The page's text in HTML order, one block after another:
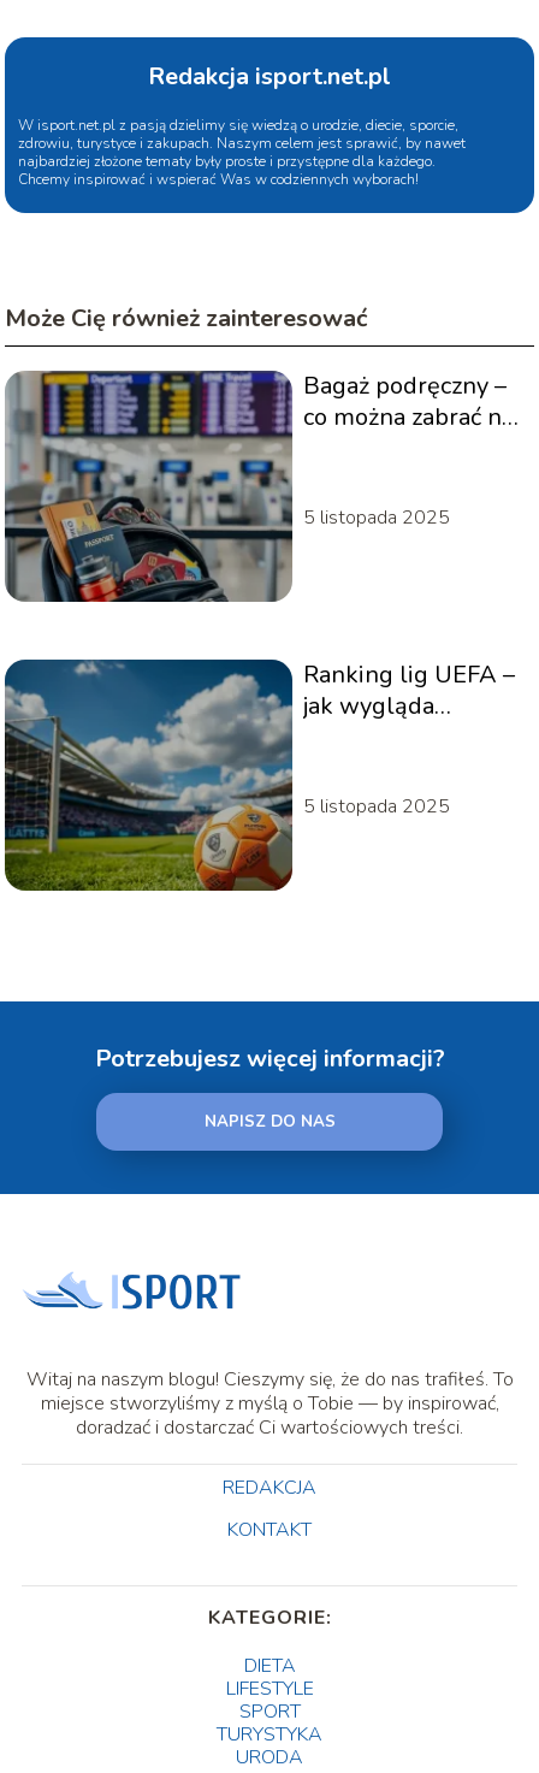
Redakcja isport.net.pl
W isport.net.pl z pasją dzielimy się wiedzą o urodzie, diecie, sporcie,
zdrowiu, turystyce i zakupach. Naszym celem jest sprawić, by nawet
najbardziej złożone tematy były proste i przystępne dla każdego.
Chcemy inspirować i wspierać Was w codziennych wyborach!
Może Cię również zainteresować
Bagaż podręczny –
co można zabrać na
5 listopada 2025
Ranking lig UEFA –
jak wygląda
5 listopada 2025
Potrzebujesz więcej informacji?
NAPISZ DO NAS
Witaj na naszym blogu! Cieszymy się, że do nas trafiłeś. To
miejsce stworzyliśmy z myślą o Tobie — by inspirować,
doradzać i dostarczać Ci wartościowych treści.
REDAKCJA
KONTAKT
KATEGORIE:
DIETA
LIFESTYLE
SPORT
TURYSTYKA
URODA